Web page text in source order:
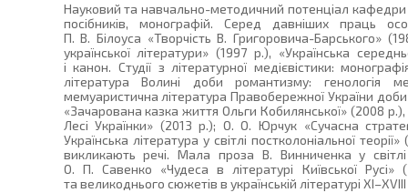
Науковий та навчально-методичний потенціал кафедри
посібників, монографій. Серед давніших праць
П. В. Білоуса «Творчість В. Григоровича-Барського»
української літератури» (1997 р.), «Українська
і канон. Студії з літературної медієвістики:
література Волині доби романтизму: генологія
мемуаристична література Правобережної України
«Зачарована казка життя Ольги Кобилянської» (2008 р.),
Лесі Українки» (2013 р.); О. О. Юрчук «Сучасна
Українська література у світлі постколоніальної
викликають речі. Мала проза В. Винниченка у світлі
О. П. Савенко «Чудеса в літературі Київської Русі»
та великоднього сюжетів в українській літературі